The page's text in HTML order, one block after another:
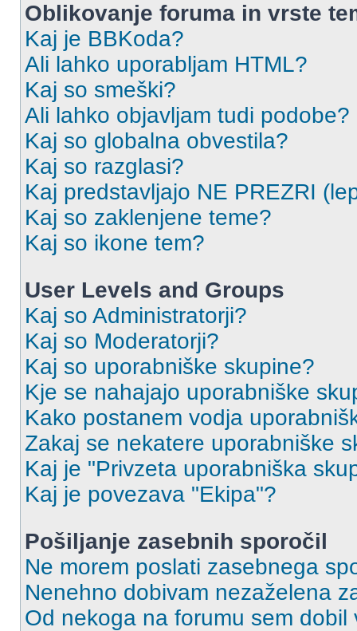
Oblikovanje foruma in vrste
Kaj je BBKoda?
Ali lahko uporabljam HTML?
Kaj so smeški?
Ali lahko objavljam tudi podobe?
Kaj so globalna obvestila?
Kaj so razglasi?
Kaj predstavljajo NE PREZRI
Kaj so zaklenjene teme?
Kaj so ikone tem?
User Levels and Groups
Kaj so Administratorji?
Kaj so Moderatorji?
Kaj so uporabniške skupine?
Kje se nahajajo uporabniške
Kako postanem vodja
Zakaj se nekatere uporabniške
Kaj je "Privzeta uporabniška
Kaj je povezava "Ekipa"?
Pošiljanje zasebnih sporočil
Ne morem poslati zasebnega
Nenehno dobivam nezaželena
Od nekoga na forumu sem